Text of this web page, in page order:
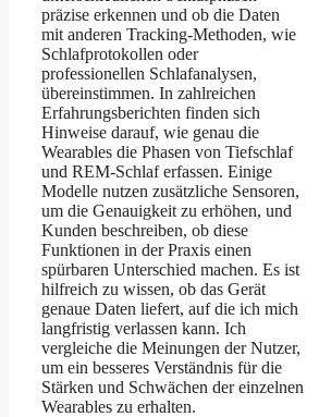
präzise erkennen und ob die Daten
mit anderen Tracking-Methoden, wie
Schlafprotokollen oder
professionellen Schlafanalysen,
übereinstimmen. In zahlreichen
Erfahrungsberichten finden sich
Hinweise darauf, wie genau die
Wearables die Phasen von Tiefschlaf
und REM-Schlaf erfassen. Einige
Modelle nutzen zusätzliche Sensoren,
um die Genauigkeit zu erhöhen, und
Kunden beschreiben, ob diese
Funktionen in der Praxis einen
spürbaren Unterschied machen. Es ist
hilfreich zu wissen, ob das Gerät
genaue Daten liefert, auf die ich mich
langfristig verlassen kann. Ich
vergleiche die Meinungen der Nutzer,
um ein besseres Verständnis für die
Stärken und Schwächen der einzelnen
Wearables zu erhalten.